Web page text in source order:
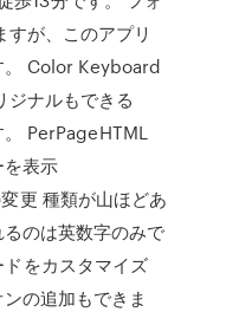
が、このアプリ
。 Color Keyboard
ジナルもできる
PerPageHTML
表示
更 種類が山ほどあ
のは英数字のみで
をカスタマイズ
の追加もできま